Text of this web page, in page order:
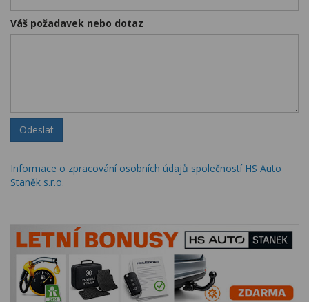
Váš požadavek nebo dotaz
Odeslat
Informace o zpracování osobních údajů společností HS Auto
Staněk s.r.o.